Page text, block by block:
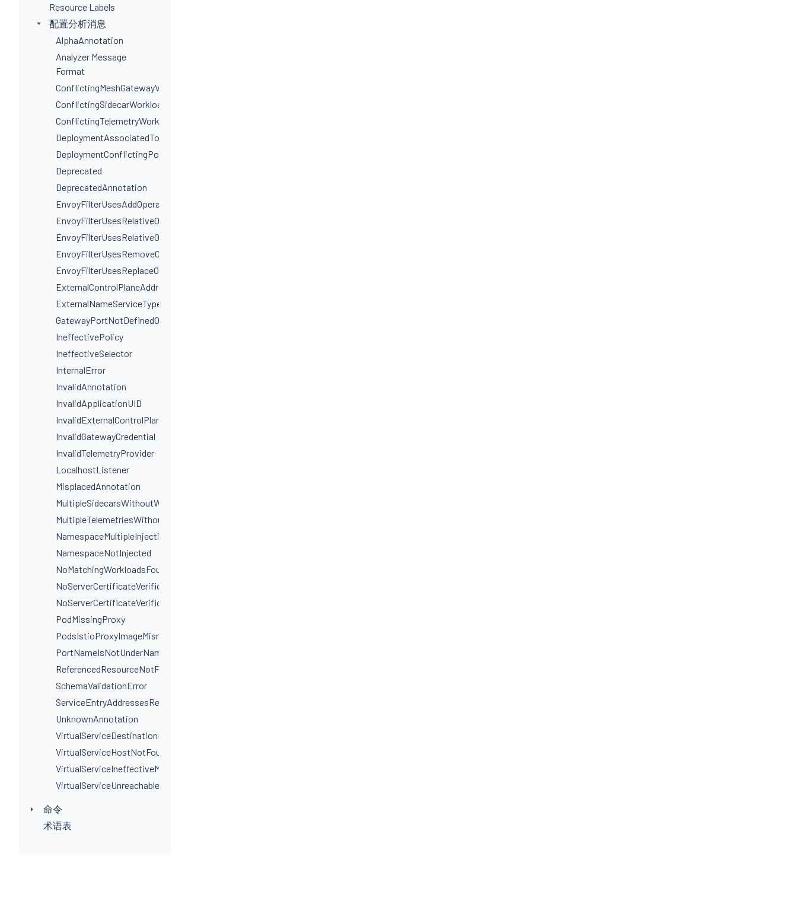
Resource Labels
配置分析消息
AlphaAnnotation
Analyzer Message
Format
ConflictingMeshGatewayVirtualServiceHosts
ConflictingSidecarWorkloadSelectors
ConflictingTelemetryWorkloadSelectors
DeploymentAssociatedToMultipleServices
DeploymentConflictingPorts
Deprecated
DeprecatedAnnotation
EnvoyFilterUsesAddOperationIncorrectly
EnvoyFilterUsesRelativeOperation
EnvoyFilterUsesRelativeOperationWithProxyVersion
EnvoyFilterUsesRemoveOperationIncorrectly
EnvoyFilterUsesReplaceOperationIncorrectly
ExternalControlPlaneAddressIsNotAHostname
ExternalNameServiceTypeInvalidPortName
GatewayPortNotDefinedOnService
IneffectivePolicy
IneffectiveSelector
InternalError
InvalidAnnotation
InvalidApplicationUID
InvalidExternalControlPlaneConfig
InvalidGatewayCredential
InvalidTelemetryProvider
LocalhostListener
MisplacedAnnotation
MultipleSidecarsWithoutWorkloadSelectors
MultipleTelemetriesWithoutWorkloadSelectors
NamespaceMultipleInjectionLabels
NamespaceNotInjected
NoMatchingWorkloadsFound
NoServerCertificateVerificationDestinationLevel
NoServerCertificateVerificationPortLevel
PodMissingProxy
PodsIstioProxyImageMismatchInNamespace
PortNameIsNotUnderNamingConvention
ReferencedResourceNotFound
SchemaValidationError
ServiceEntryAddressesRequired
UnknownAnnotation
VirtualServiceDestinationPortSelectorRequired
VirtualServiceHostNotFoundInGateway
VirtualServiceIneffectiveMatch
VirtualServiceUnreachableRule
命令
术语表